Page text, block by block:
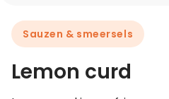
Sauzen & smeersels
Lemon curd